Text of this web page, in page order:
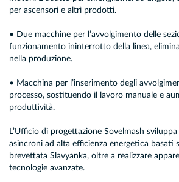
per ascensori e altri prodotti.
• Due macchine per l’avvolgimento delle
funzionamento ininterrotto della linea,
nella produzione.
• Macchina per l’inserimento degli
processo, sostituendo il lavoro manuale e
produttività.
L’Ufficio di progettazione Sovelmash
asincroni ad alta efficienza energetica basati
brevettata Slavyanka, oltre a realizzare
tecnologie avanzate.